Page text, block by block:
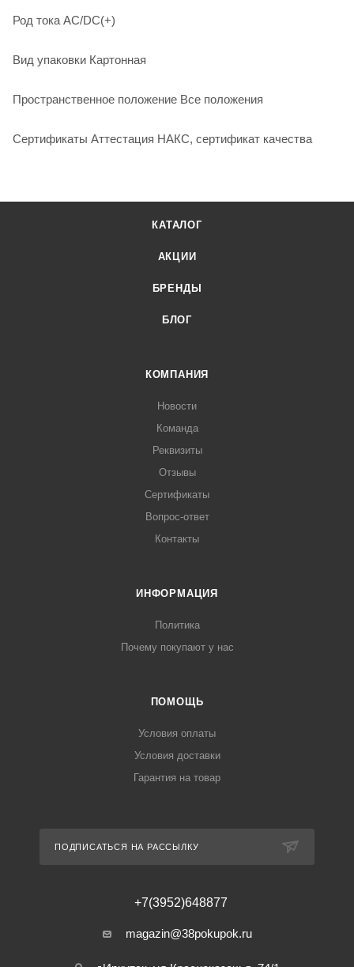
Род тока AC/DC(+)
Вид упаковки Картонная
Пространственное положение Все положения
Сертификаты Аттестация НАКС, сертификат качества
КАТАЛОГ
АКЦИИ
БРЕНДЫ
БЛОГ
КОМПАНИЯ
Новости
Команда
Реквизиты
Отзывы
Сертификаты
Вопрос-ответ
Контакты
ИНФОРМАЦИЯ
Политика
Почему покупают у нас
ПОМОЩЬ
Условия оплаты
Условия доставки
Гарантия на товар
ПОДПИСАТЬСЯ НА РАССЫЛКУ
+7(3952)648877
magazin@38pokupok.ru